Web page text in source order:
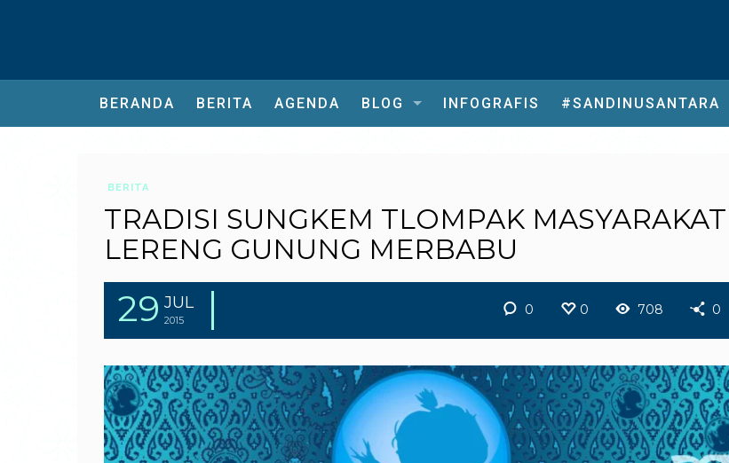
BERANDA BERITA AGENDA BLOG INFOGRAFIS #SANDINUSANTARA
BERITA
TRADISI SUNGKEM TLOMPAK MASYARAKAT
LERENG GUNUNG MERBABU
29 JUL
2015
0 0 708 0